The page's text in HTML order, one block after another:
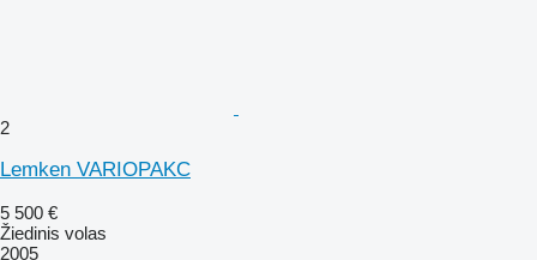
2
Lemken VARIOPAKC
5 500 €
Žiedinis volas
2005